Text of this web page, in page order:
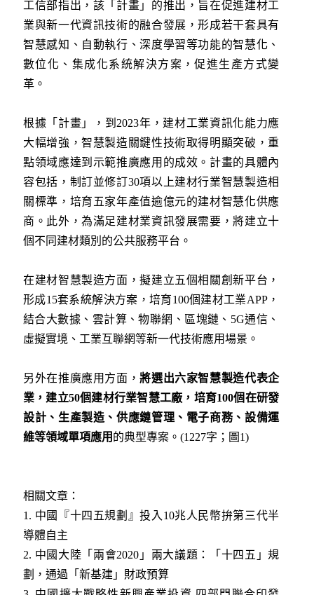
工信部指出，該「計畫」的推出，旨在促進建材工
業與新一代資訊技術的融合發展，形成若干套具有
智慧感知、自動執行、深度學習等功能的智慧化、
數位化、集成化系統解決方案，促進生產方式變
革。
根據「計畫」，到2023年，建材工業資訊化能力應
大幅增強，智慧製造關鍵性技術取得明顯突破，重
點領域應達到示範推廣應用的成效。計畫的具體內
容包括，制訂並修訂30項以上建材行業智慧製造相
關標準，培育五家年產值逾億元的建材智慧化供應
商。此外，為滿足建材業資訊發展需要，將建立十
個不同建材類別的公共服務平台。
在建材智慧製造方面，擬建立五個相關創新平台，
形成15套系統解決方案，培育100個建材工業APP，
結合大數據、雲計算、物聯網、區塊鏈、5G通信、
虛擬實境、工業互聯網等新一代技術應用場景。
另外在推廣應用方面，將選出六家智慧製造代表企
業，建立50個建材行業智慧工廠，培育100個在研發
設計、生產製造、供應鏈管理、電子商務、設備運
維等領域單項應用 的典型專案。(1227字；圖1)
相關文章：
1. 中國『十四五規劃』投入10兆人民幣拚第三代半
導體自主
2. 中國大陸「兩會2020」兩大議題：「十四五」規
劃，通過「新基建」財政預算